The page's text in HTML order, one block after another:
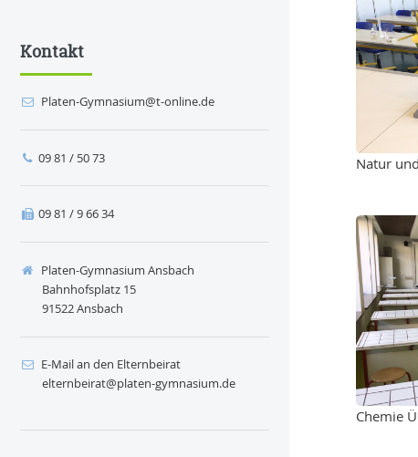
Natur
Chemie
Kontakt
ed.enilno-t@muisanmyG-netalP
09 81 / 50 73
09 81 / 9 66 34
Platen-Gymnasium Ansbach
Bahnhofsplatz 15
91522 Ansbach
E-Mail an den Elternbeirat
ed.muisanmyg-netalp@tariebnretle